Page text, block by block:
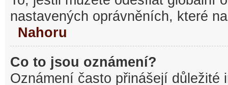
nastavených oprávněních, které
Nahoru
Co to jsou oznámení?
Oznámení často přinášejí důležité